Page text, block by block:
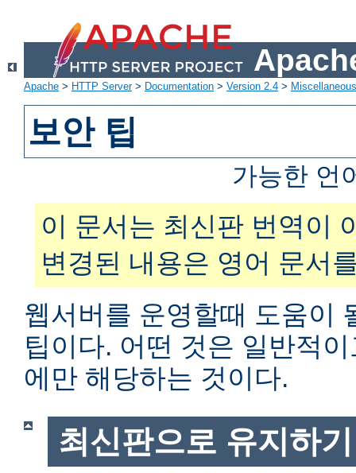
Apache > HTTP Server> Documentation > Version 2.4 >
보안 팁
가능한 언
이 문서는 최신판 번역이
변경된 내용은 영어 문서
웹서버를 운영할때 도움이
팁이다. 어떤 것은 일반적
에만 해당하는 것이다.
최신판으로 유지하기